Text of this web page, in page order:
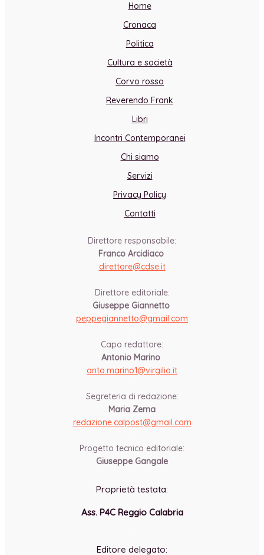
Home
Cronaca
Politica
Cultura e società
Corvo rosso
Reverendo Frank
Libri
Incontri Contemporanei
Chi siamo
Servizi
Privacy Policy
Contatti
Direttore responsabile:
Franco Arcidiaco
direttore@cdse.it
Direttore editoriale:
Giuseppe Giannetto
peppegiannetto@gmail.com
Capo redattore:
Antonio Marino
anto.marino1@virgilio.it
Segreteria di redazione:
Maria Zema
redazione.calpost@gmail.com
Progetto tecnico editoriale:
Giuseppe Gangale
Proprietà testata:
Ass. P4C Reggio Calabria
Editore delegato: